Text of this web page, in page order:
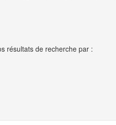
résultats de recherche par :